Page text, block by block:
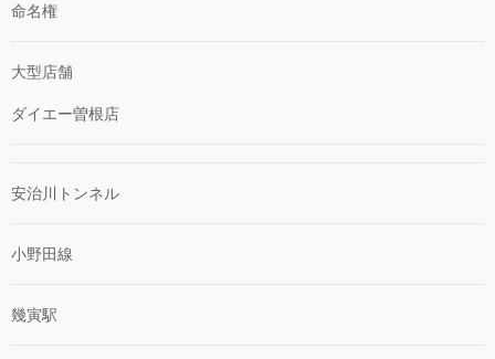
命名権
大型店舗
ダイエー曽根店
安治川トンネル
小野田線
幾寅駅